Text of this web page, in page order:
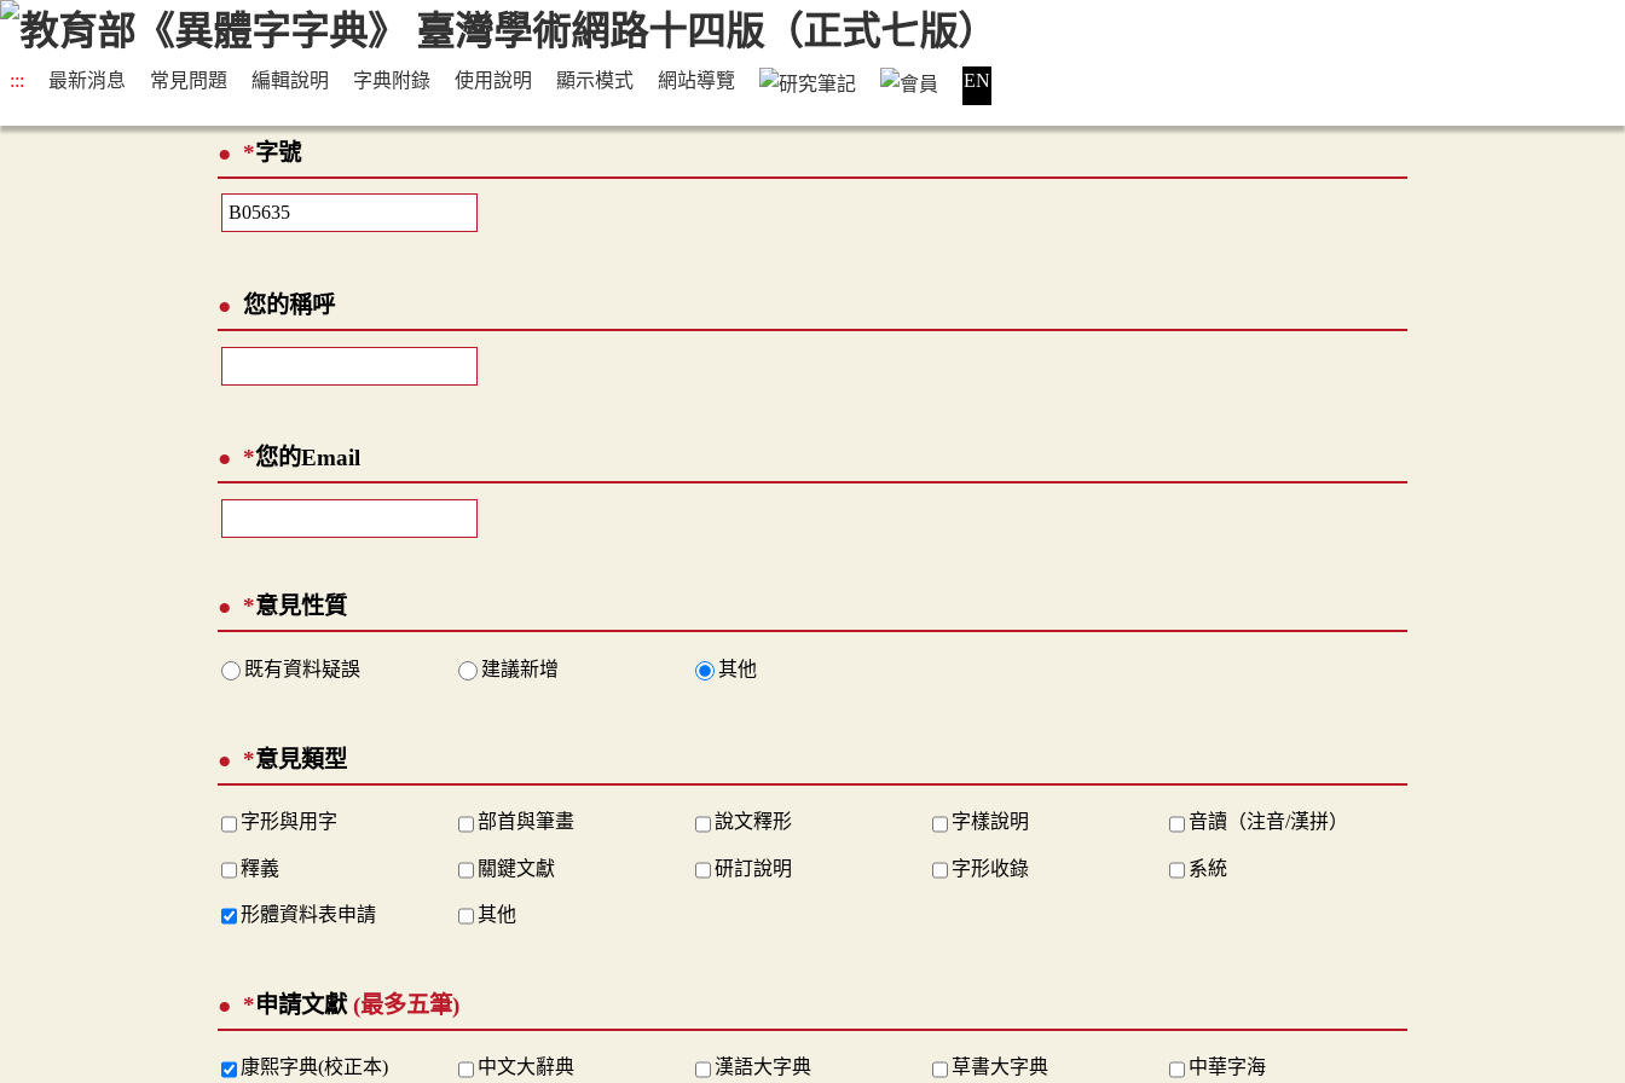
::: 最新消息 常見問題 編輯說明 字典附錄 使用說明 顯示模式 網站導覽 EN
*字號
您的稱呼
*您的Email
*意見性質
既有資料疑誤 建議新增 其他
*意見類型
字形與用字 部首與筆畫 說文釋形 字樣說明 音讀（注音/漢拼）
釋義 關鍵文獻 研訂說明 字形收錄 系統
形體資料表申請 其他
*申請文獻 (最多五筆)
康熙字典(校正本) 中文大辭典 漢語大字典 草書大字典 中華字海